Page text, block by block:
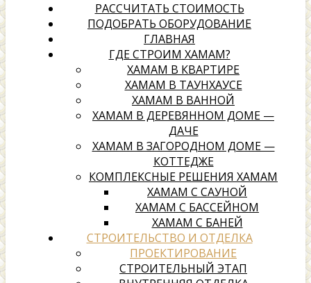
РАССЧИТАТЬ СТОИМОСТЬ
ПОДОБРАТЬ ОБОРУДОВАНИЕ
ГЛАВНАЯ
ГДЕ СТРОИМ ХАМАМ?
ХАМАМ В КВАРТИРЕ
ХАМАМ В ТАУНХАУСЕ
ХАМАМ В ВАННОЙ
ХАМАМ В ДЕРЕВЯННОМ ДОМЕ —
ДАЧЕ
ХАМАМ В ЗАГОРОДНОМ ДОМЕ —
КОТТЕДЖЕ
КОМПЛЕКСНЫЕ РЕШЕНИЯ ХАМАМ
ХАМАМ С САУНОЙ
ХАМАМ С БАССЕЙНОМ
ХАМАМ С БАНЕЙ
СТРОИТЕЛЬСТВО И ОТДЕЛКА
ПРОЕКТИРОВАНИЕ
СТРОИТЕЛЬНЫЙ ЭТАП